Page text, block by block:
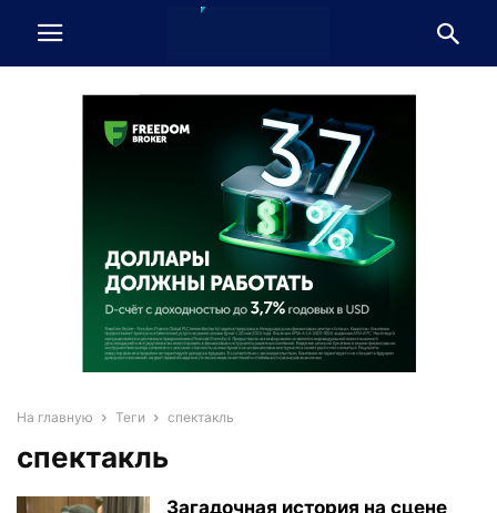
На главную Теги спектакль
спектакль
Загадочная история на сцене